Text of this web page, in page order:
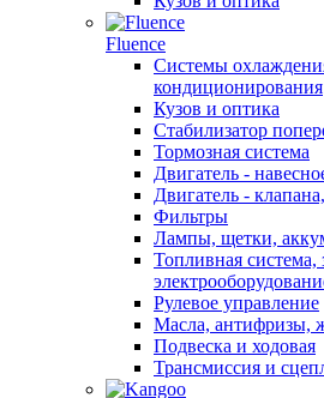
Fluence
Системы
кондиционирования
Кузов и оптика
Стабилизатор
Тормозная система
Двигатель -
Двигатель -
Фильтры
Лампы, щетки,
Топливная система,
Рулевое управление
Масла, антифризы,
Подвеска и ходовая
Трансмиссия и